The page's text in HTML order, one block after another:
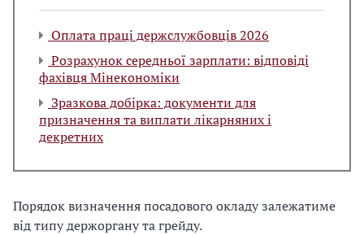
Оплата праці держслужбовців 2026
Розрахунок середньої зарплати: відповіді
фахівця Мінекономіки
Зразкова добірка: документи для
призначення та виплати лікарняних і
декретних
Порядок визначення посадового окладу залежатиме
від типу держоргану та грейду.